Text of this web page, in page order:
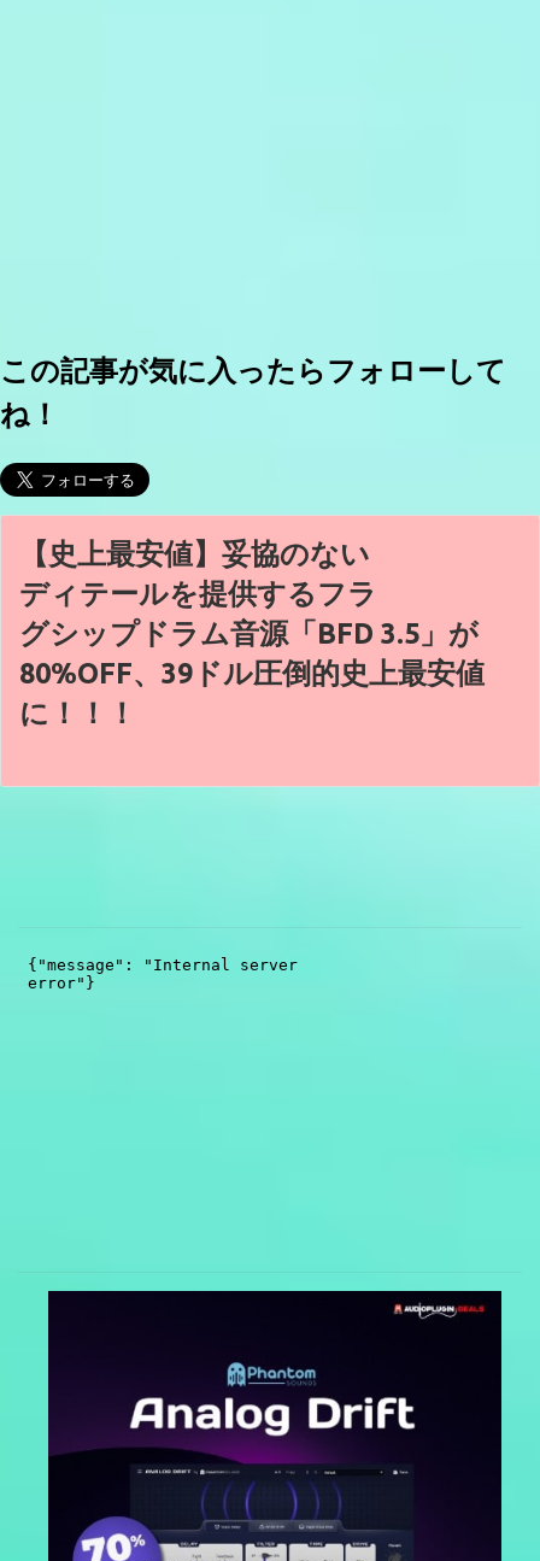
この記事が気に入ったらフォローして
ね！
【史上最安値】妥協のない
ディテールを提供するフラ
グシップドラム音源「BFD 3.5」が
80%OFF、39ドル圧倒的史上最安値
に！！！